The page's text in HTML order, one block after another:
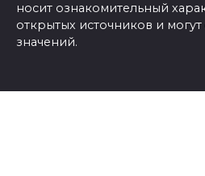
носит ознакомительный
открытых источников и могут
значений.